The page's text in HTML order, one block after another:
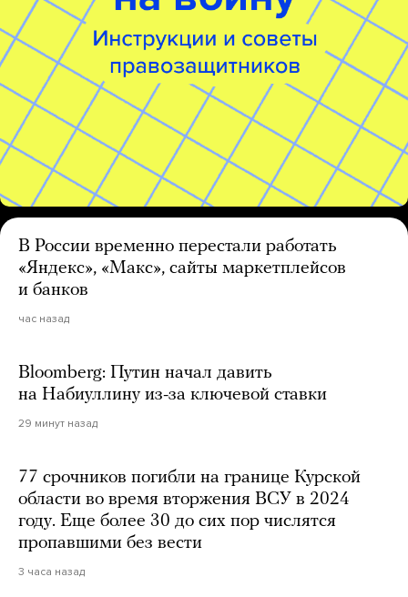
В России временно перестали работать
«Яндекс», «Макс», сайты маркетплейсов
и банков
час назад
Bloomberg: Путин начал давить
на Набиуллину из-за ключевой ставки
29 минут назад
77 срочников погибли на границе Курской
области во время вторжения ВСУ в 2024
году. Еще более 30 до сих пор числятся
пропавшими без вести
3 часа назад